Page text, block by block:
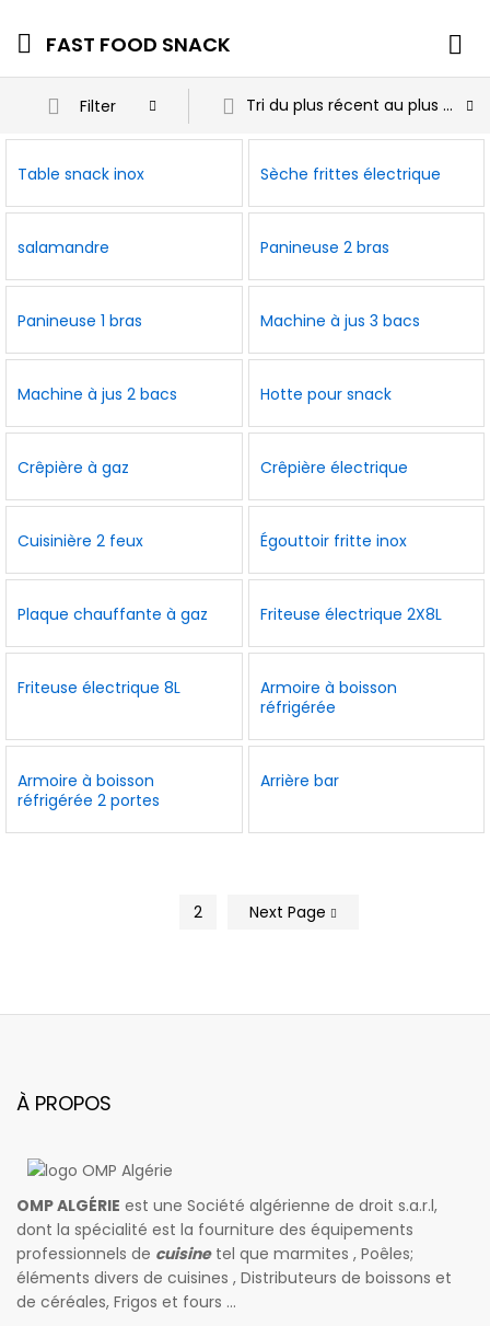
FAST FOOD SNACK
Filter Tri du plus récent au plus ancien
Table snack inox Sèche frittes électrique
salamandre Panineuse 2 bras
Panineuse 1 bras Machine à jus 3 bacs
Machine à jus 2 bacs Hotte pour snack
Crêpière à gaz Crêpière électrique
Cuisinière 2 feux Égouttoir fritte inox
Plaque chauffante à gaz Friteuse électrique 2X8L
Friteuse électrique 8L
Armoire à boisson
réfrigérée
Armoire à boisson
réfrigérée 2 portes
Arrière bar
2 Next Page
À PROPOS
OMP ALGÉRIE est une Société algérienne de droit s.a.r.l,
dont la spécialité est la fourniture des équipements
professionnels de cuisine tel que marmites , Poêles;
éléments divers de cuisines , Distributeurs de boissons et
de céréales, Frigos et fours ...